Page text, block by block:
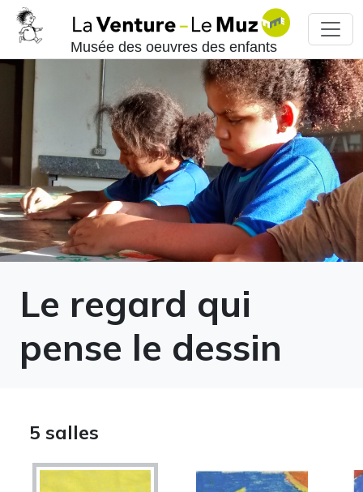
Musée des oeuvres des enfants
Le regard qui
pense le dessin
5 salles